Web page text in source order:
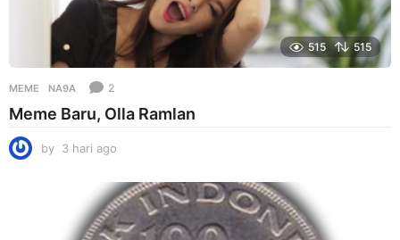
515 515
MEME NA9A 2
Meme Baru, Olla Ramlan
by 3 hari ago
a
r
a